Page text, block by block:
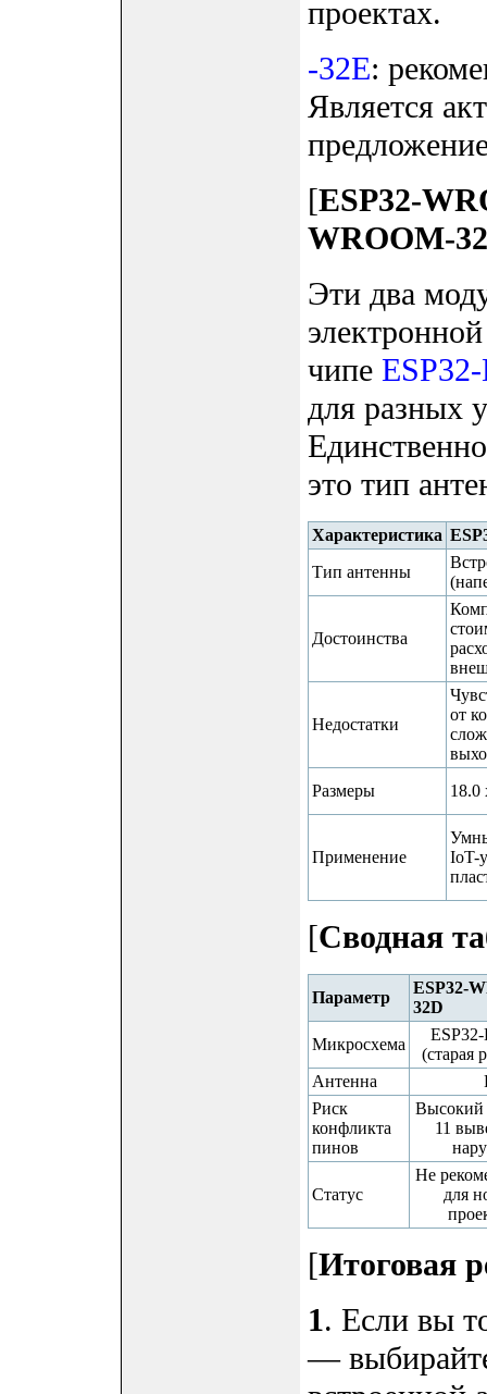
проектах.
-32E:
Является
[ESP32-
WROOM-
Эти два
чипе
для разных
это тип
Характеристика
Тип антенны
Достоинства
Недостатки
от
Размеры
18.0
Применение
IoT-
[Сводная
Параметр
ESP32-
32D
Микросхема
(старая
Антенна
Риск
конфликта
пинов
Высокий
11
Статус
Не
для
[Итоговая
1. Если вы
—